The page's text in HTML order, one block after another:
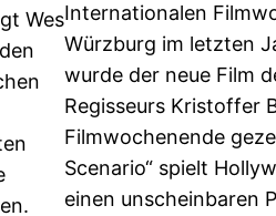
WesInternationalen
Würzburg im letzten
wurde der neue Film
Regisseurs Kristoffer
Filmwochenende
Scenario“ spielt
einen unscheinbaren